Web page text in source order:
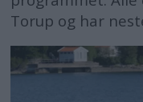
Torup og har